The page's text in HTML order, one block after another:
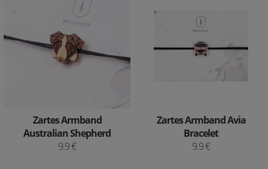
Zartes Armband
Australian Shepherd
9.9 €
Zartes Armband Avia
Bracelet
9.9 €